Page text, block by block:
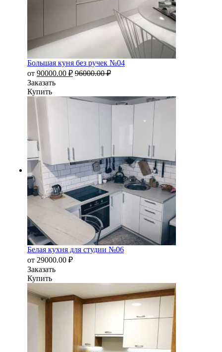
Большая куня без ручек №04
от 90000.00 ₽ 96000.00₽
Заказать
Купить
Белая кухня для студии №06
от 29000.00 ₽
Заказать
Купить